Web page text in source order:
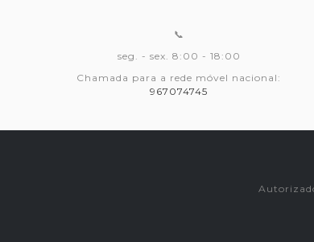
📞
seg. - sex. 8:00 - 18:00
Chamada para a rede móvel nacional:
967074745